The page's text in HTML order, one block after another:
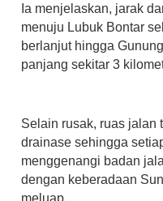
Ia menjelaskan, jarak
menuju Lubuk Bontar
berlanjut hingga
panjang sekitar 3
Selain rusak, ruas jalan
drainase sehingga
menggenangi badan
dengan keberadaan
meluap.